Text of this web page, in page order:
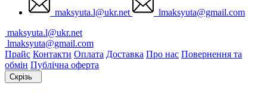
maksyuta.l@ukr.net
lmaksyuta@gmail.com
maksyuta.l@ukr.net
lmaksyuta@gmail.com
Прайс Контакти Оплата Доставка Про нас Повернення та
обмін Публічна оферта
Скрізь